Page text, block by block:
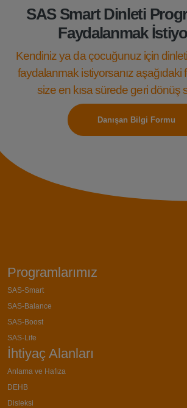
SAS Smart Dinleti
Faydalanmak
Kendiniz ya da çocuğunuz için
faydalanmak istiyorsanız aşağıdaki
size en kısa sürede geri dönüş
Danışan Bilgi Formu
Programlarımız
SAS-Smart
SAS-Balance
SAS-Boost
SAS-Life
İhtiyaç Alanları
Anlama ve Hafıza
DEHB
Disleksi